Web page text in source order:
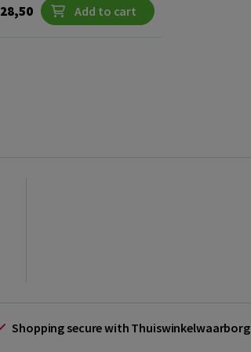
28,50 Add to cart
Shopping secure with Thuiswinkelwaarborg